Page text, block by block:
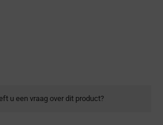
u een vraag over dit product?